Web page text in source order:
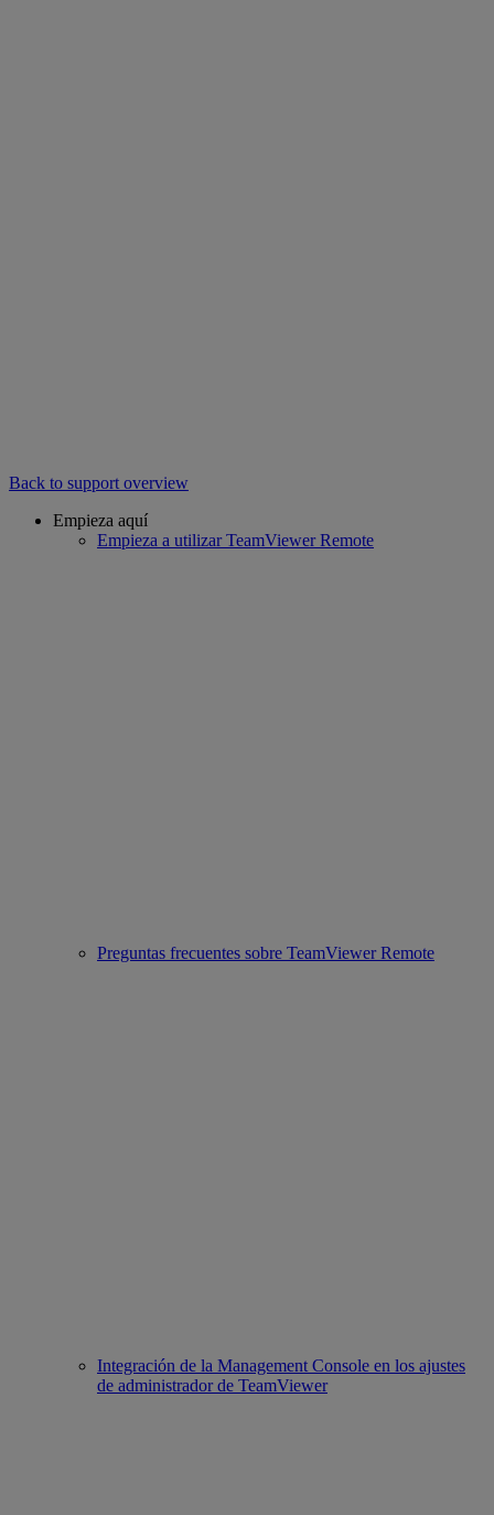
Back to support overview
Empieza aquí
Empieza a utilizar TeamViewer Remote
Preguntas frecuentes sobre TeamViewer Remote
Integración de la Management Console en los ajustes
de administrador de TeamViewer